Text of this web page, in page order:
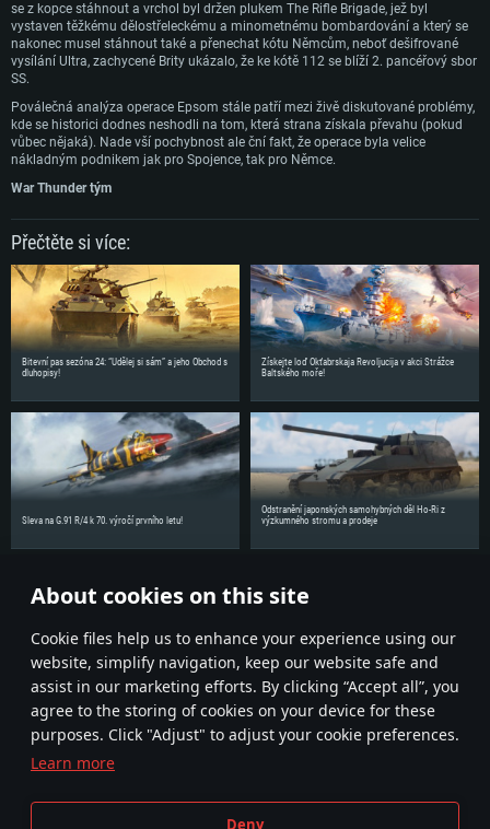
About cookies on this site
Сookie files help us to enhance your experience using our
website, simplify navigation, keep our website safe and
assist in our marketing efforts. By clicking “Accept all”, you
agree to the storing of cookies on your device for these
purposes. Click "Adjust" to adjust your cookie preferences.
Learn more
Deny
se z kopce stáhnout a vrchol byl držen plukem The Rifle Brigade, jež byl
vystaven těžkému dělostřeleckému a minometnému bombardování a který se
nakonec musel stáhnout také a přenechat kótu Němcům, neboť dešifrované
vysílání Ultra, zachycené Brity ukázalo, že ke kótě 112 se blíží 2. pancéřový sbor
SS.
Poválečná analýza operace Epsom stále patří mezi živě diskutované problémy,
kde se historici dodnes neshodli na tom, která strana získala převahu (pokud
vůbec nějaká). Nade vší pochybnost ale ční fakt, že operace byla velice
nákladným podnikem jak pro Spojence, tak pro Němce.
War Thunder tým
Přečtěte si více:
Bitevní pas sezóna 24: “Udělej si sám” a jeho Obchod s
dluhopisy!
Získejte loď Okťabrskaja Revoljucija v akci Strážce
Baltského moře!
Sleva na G.91 R/4 k 70. výročí prvního letu!
Odstranění japonských samohybných děl Ho-Ri z
výzkumného stromu a prodeje
Sdílejte novinky se svými přáteli!
Smluvní podmínky
Nastavení souborů cookie